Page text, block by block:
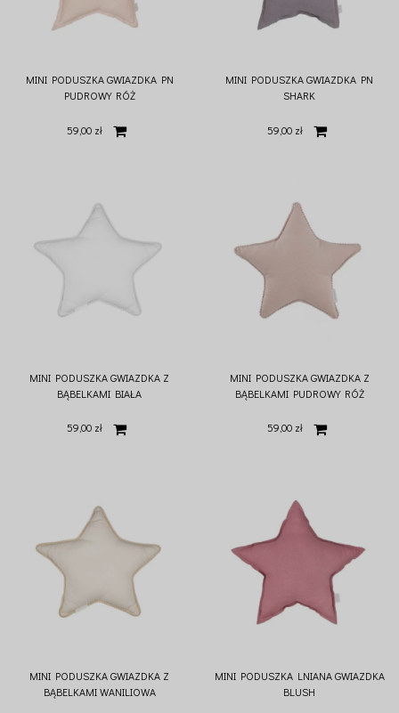
MINI PODUSZKA GWIAZDKA PN
PUDROWY RÓŻ
59,00 zł
MINI PODUSZKA GWIAZDKA PN
SHARK
59,00 zł
MINI PODUSZKA GWIAZDKA Z
BĄBELKAMI BIAŁA
59,00 zł
MINI PODUSZKA GWIAZDKA Z
BĄBELKAMI PUDROWY RÓŻ
59,00 zł
MINI PODUSZKA GWIAZDKA Z
BĄBELKAMI WANILIOWA
MINI PODUSZKA LNIANA GWIAZDKA
BLUSH